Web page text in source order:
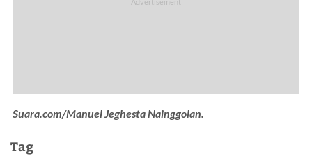
Suara.com/Manuel Jeghesta Nainggolan.
Tag